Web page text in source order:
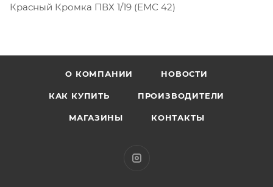
Красный Кромка ПВХ 1/19 (ЕМС 42)
О КОМПАНИИ НОВОСТИ
КАК КУПИТЬ ПРОИЗВОДИТЕЛИ
МАГАЗИНЫ КОНТАКТЫ